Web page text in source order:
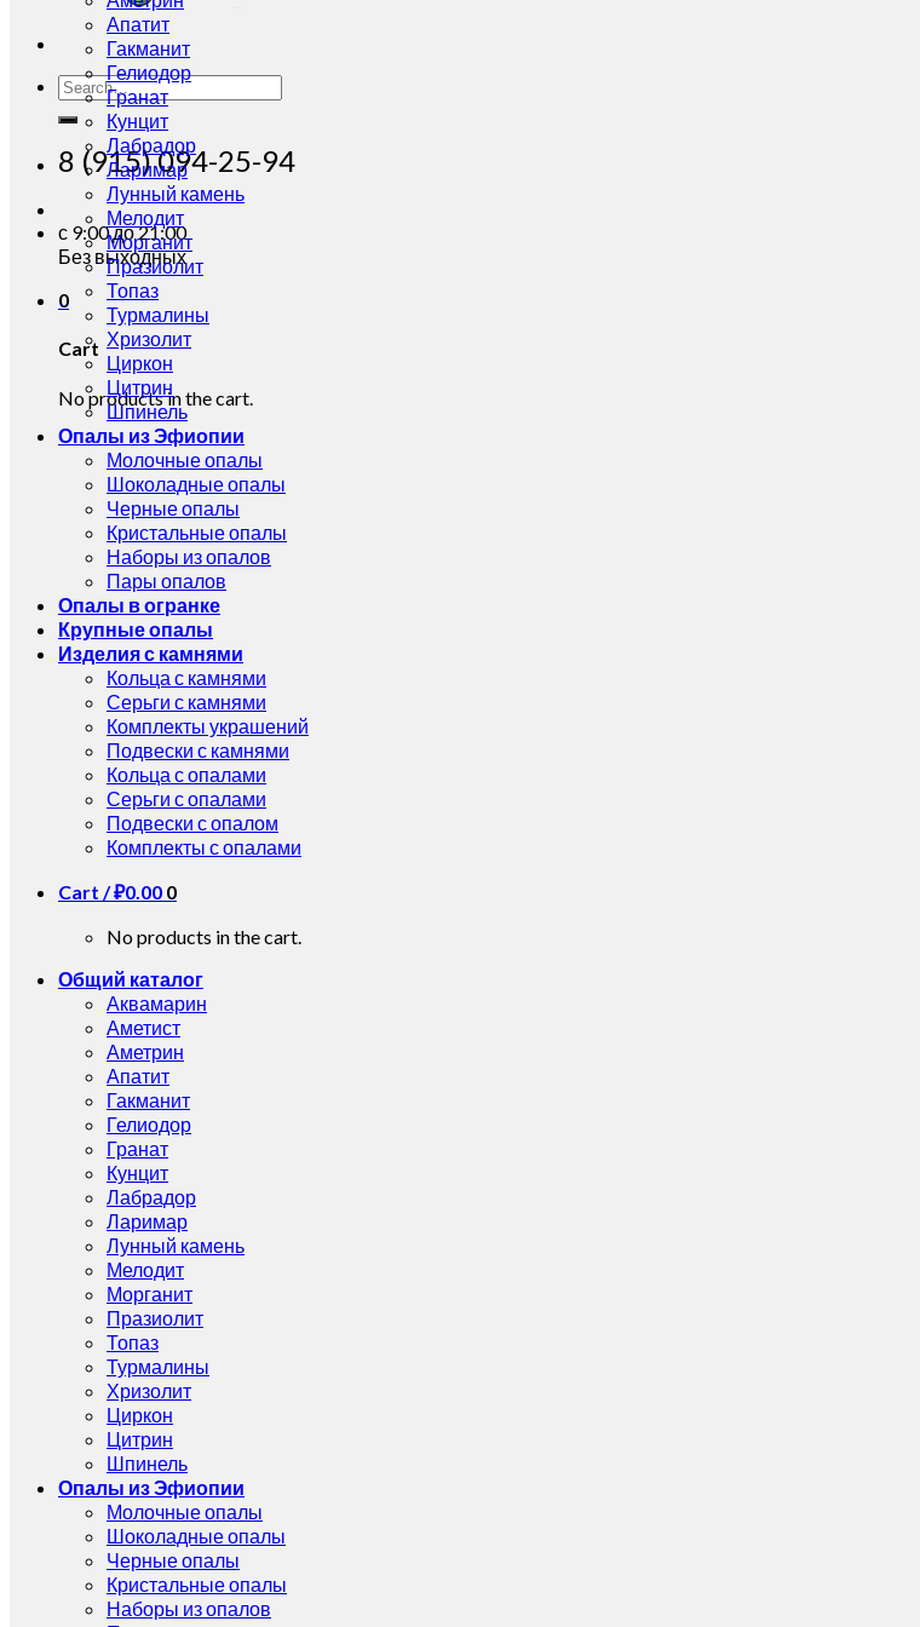
Search
for:
8 (915) 094-25-94
с 9:00 до 21:00
Без выходных
0
Cart
No products in the cart.
Апатит
Гакманит
Гелиодор
Гранат
Кунцит
Лабрадор
Ларимар
Лунный камень
Мелодит
Морганит
Празиолит
Топаз
Турмалины
Хризолит
Циркон
Цитрин
Шпинель
Опалы из Эфиопии
Молочные опалы
Шоколадные опалы
Черные опалы
Кристальные опалы
Наборы из опалов
Пары опалов
Опалы в огранке
Крупные опалы
Изделия с камнями
Кольца с камнями
Серьги с камнями
Комплекты украшений
Подвески с камнями
Кольца с опалами
Серьги с опалами
Подвески с опалом
Комплекты с опалами
Cart /₽0.00 0
No products in the cart.
Общий каталог
Аквамарин
Аметист
Аметрин
Апатит
Гакманит
Гелиодор
Гранат
Кунцит
Лабрадор
Ларимар
Лунный камень
Мелодит
Морганит
Празиолит
Топаз
Турмалины
Хризолит
Циркон
Цитрин
Шпинель
Опалы из Эфиопии
Молочные опалы
Шоколадные опалы
Черные опалы
Кристальные опалы
Наборы из опалов